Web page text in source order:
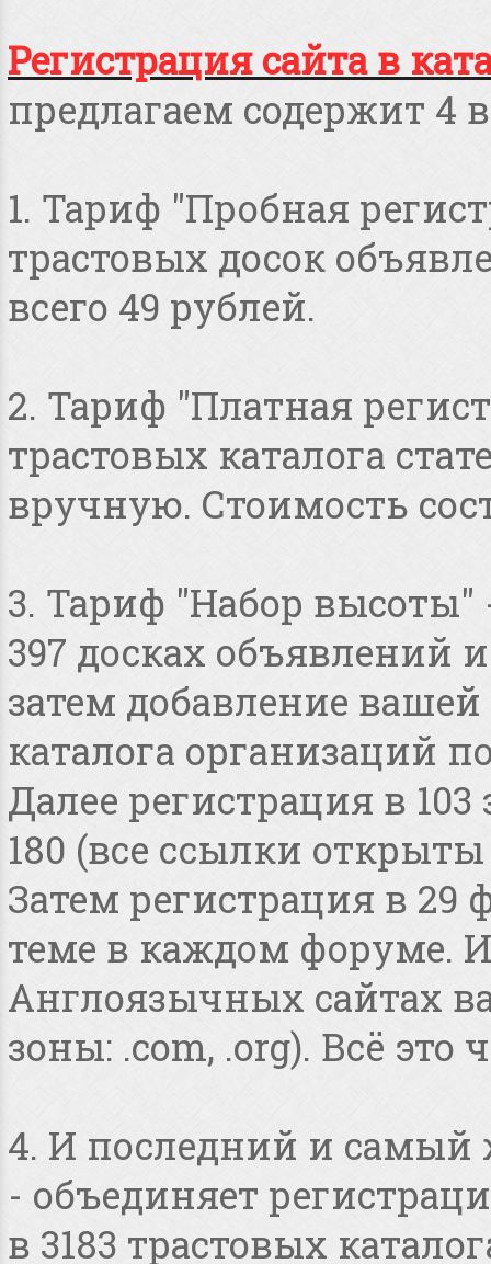
Регистрация сайта в
предлагаем содержит 4
1. Тариф "Пробная
трастовых досок
всего 49 рублей.
2. Тариф "Платная
трастовых каталога
вручную. Стоимость
3. Тариф "Набор
397 досках объявлений
затем добавление
каталога организаций
Далее регистрация в
180 (все ссылки
Затем регистрация в 29
теме в каждом форуме.
Англоязычных сайтах
зоны: .com, .org). Всё это
4. И последний и
- объединяет
в 3183 трастовых